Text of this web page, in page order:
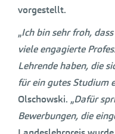
vorgestellt.
„Ich bin sehr froh,
viele engagierte
Lehrende haben, die
für ein gutes Studium
Olschowski. „Dafür
Bewerbungen, die